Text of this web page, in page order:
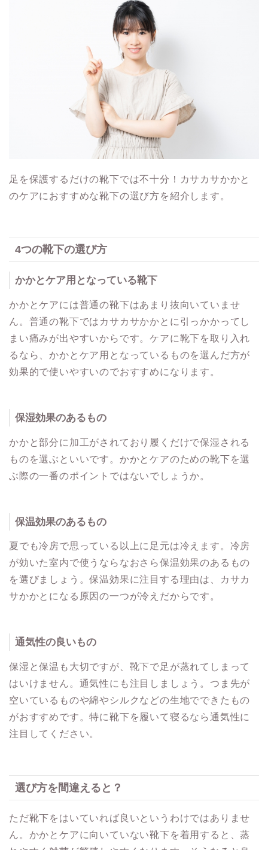
足を保護するだけの靴下では不十分！カサカサかかと
のケアにおすすめな靴下の選び方を紹介します。
4つの靴下の選び方
かかとケア用となっている靴下
かかとケアには普通の靴下はあまり抜向いていませ
ん。普通の靴下ではカサカサかかとに引っかかってし
まい痛みが出やすいからです。ケアに靴下を取り入れ
るなら、かかとケア用となっているものを選んだ方が
効果的で使いやすいのでおすすめになります。
保湿効果のあるもの
かかと部分に加工がされており履くだけで保湿される
ものを選ぶといいです。かかとケアのための靴下を選
ぶ際の一番のポイントではないでしょうか。
保温効果のあるもの
夏でも冷房で思っている以上に足元は冷えます。冷房
が効いた室内で使うならなおさら保温効果のあるもの
を選びましょう。保温効果に注目する理由は、カサカ
サかかとになる原因の一つが冷えだからです。
通気性の良いもの
保湿と保温も大切ですが、靴下で足が蒸れてしまって
はいけません。通気性にも注目しましょう。つま先が
空いているものや綿やシルクなどの生地でできたもの
がおすすめです。特に靴下を履いて寝るなら通気性に
注目してください。
選び方を間違えると？
ただ靴下をはいていれば良いというわけではありませ
ん。かかとケアに向いていない靴下を着用すると、蒸